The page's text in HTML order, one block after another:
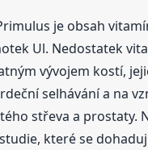
je obsah
Ul. Nedostatek
vývojem kostí,
selhávání a na
střeva a prostaty.
které se